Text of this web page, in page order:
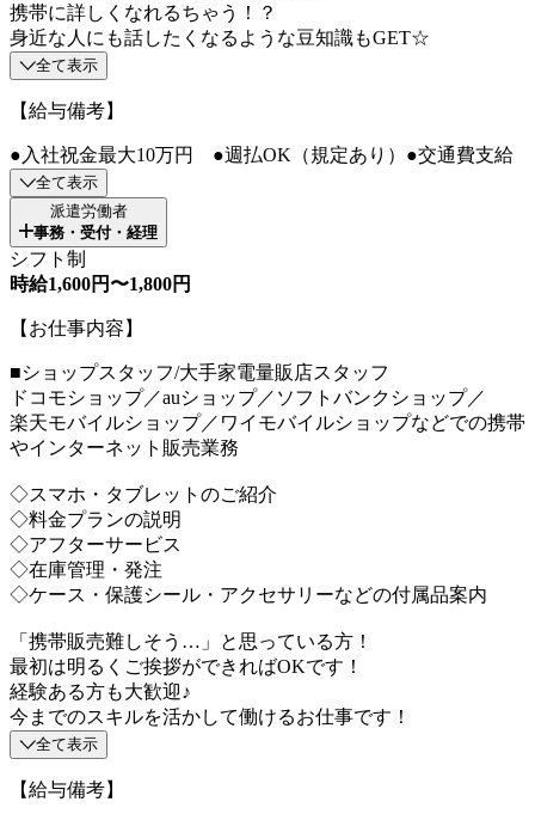
携帯に詳しくなれるちゃう！？
身近な人にも話したくなるような豆知識もGET☆
全て表示
【給与備考】
●入社祝金最大10万円 ●週払OK（規定あり）●交通費支給
全て表示
派遣労働者
事務・受付・経理
シフト制
時給1,600円〜1,800円
【お仕事内容】
■ショップスタッフ/大手家電量販店スタッフ
ドコモショップ／auショップ／ソフトバンクショップ／
楽天モバイルショップ／ワイモバイルショップなどでの携帯
やインターネット販売業務
◇スマホ・タブレットのご紹介
◇料金プランの説明
◇アフターサービス
◇在庫管理・発注
◇ケース・保護シール・アクセサリーなどの付属品案内
「携帯販売難しそう…」と思っている方！
最初は明るくご挨拶ができればOKです！
経験ある方も大歓迎♪
今までのスキルを活かして働けるお仕事です！
全て表示
【給与備考】